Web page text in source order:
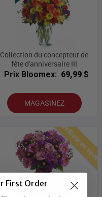
Collection du concepteur de
fête d'anniversaire III
Prix Bloomex: 69,99 $
MAGASINEZ
Meilleures
First Order